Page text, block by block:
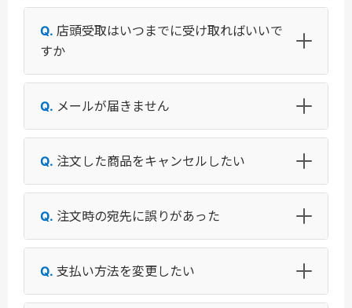
店頭受取はいつまでに受け取ればいいで
すか
メールが届きません
注文した商品をキャンセルしたい
注文時の宛先に誤りがあった
支払い方法を変更したい